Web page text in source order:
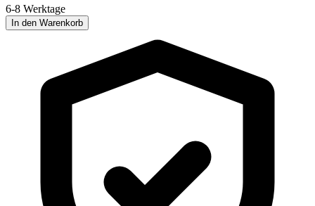
6-8 Werktage
In den Warenkorb